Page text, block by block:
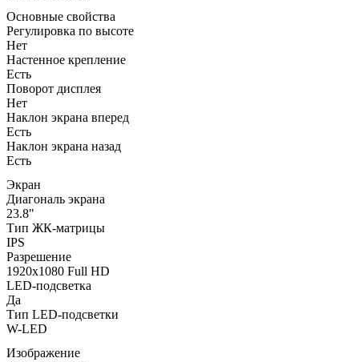
Основные свойства
Регулировка по высоте
Нет
Настенное крепление
Есть
Поворот дисплея
Нет
Наклон экрана вперед
Есть
Наклон экрана назад
Есть
Экран
Диагональ экрана
23.8"
Тип ЖК-матрицы
IPS
Разрешение
1920x1080 Full HD
LED-подсветка
Да
Тип LED-подсветки
W-LED
Изображение